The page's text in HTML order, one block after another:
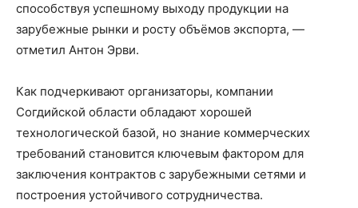
способствуя успешному выходу продукции на
зарубежные рынки и росту объёмов экспорта, —
отметил Антон Эрви.
Как подчеркивают организаторы, компании
Согдийской области обладают хорошей
технологической базой, но знание коммерческих
требований становится ключевым фактором для
заключения контрактов с зарубежными сетями и
построения устойчивого сотрудничества.